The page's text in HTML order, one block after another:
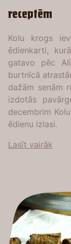
receptēm
Kolu krogs
ēdienkarti,
gatavo pēc
burtnīcā
dažām senām
izdotās
decembrim
ēdienu izlasi.
Lasīt vairāk